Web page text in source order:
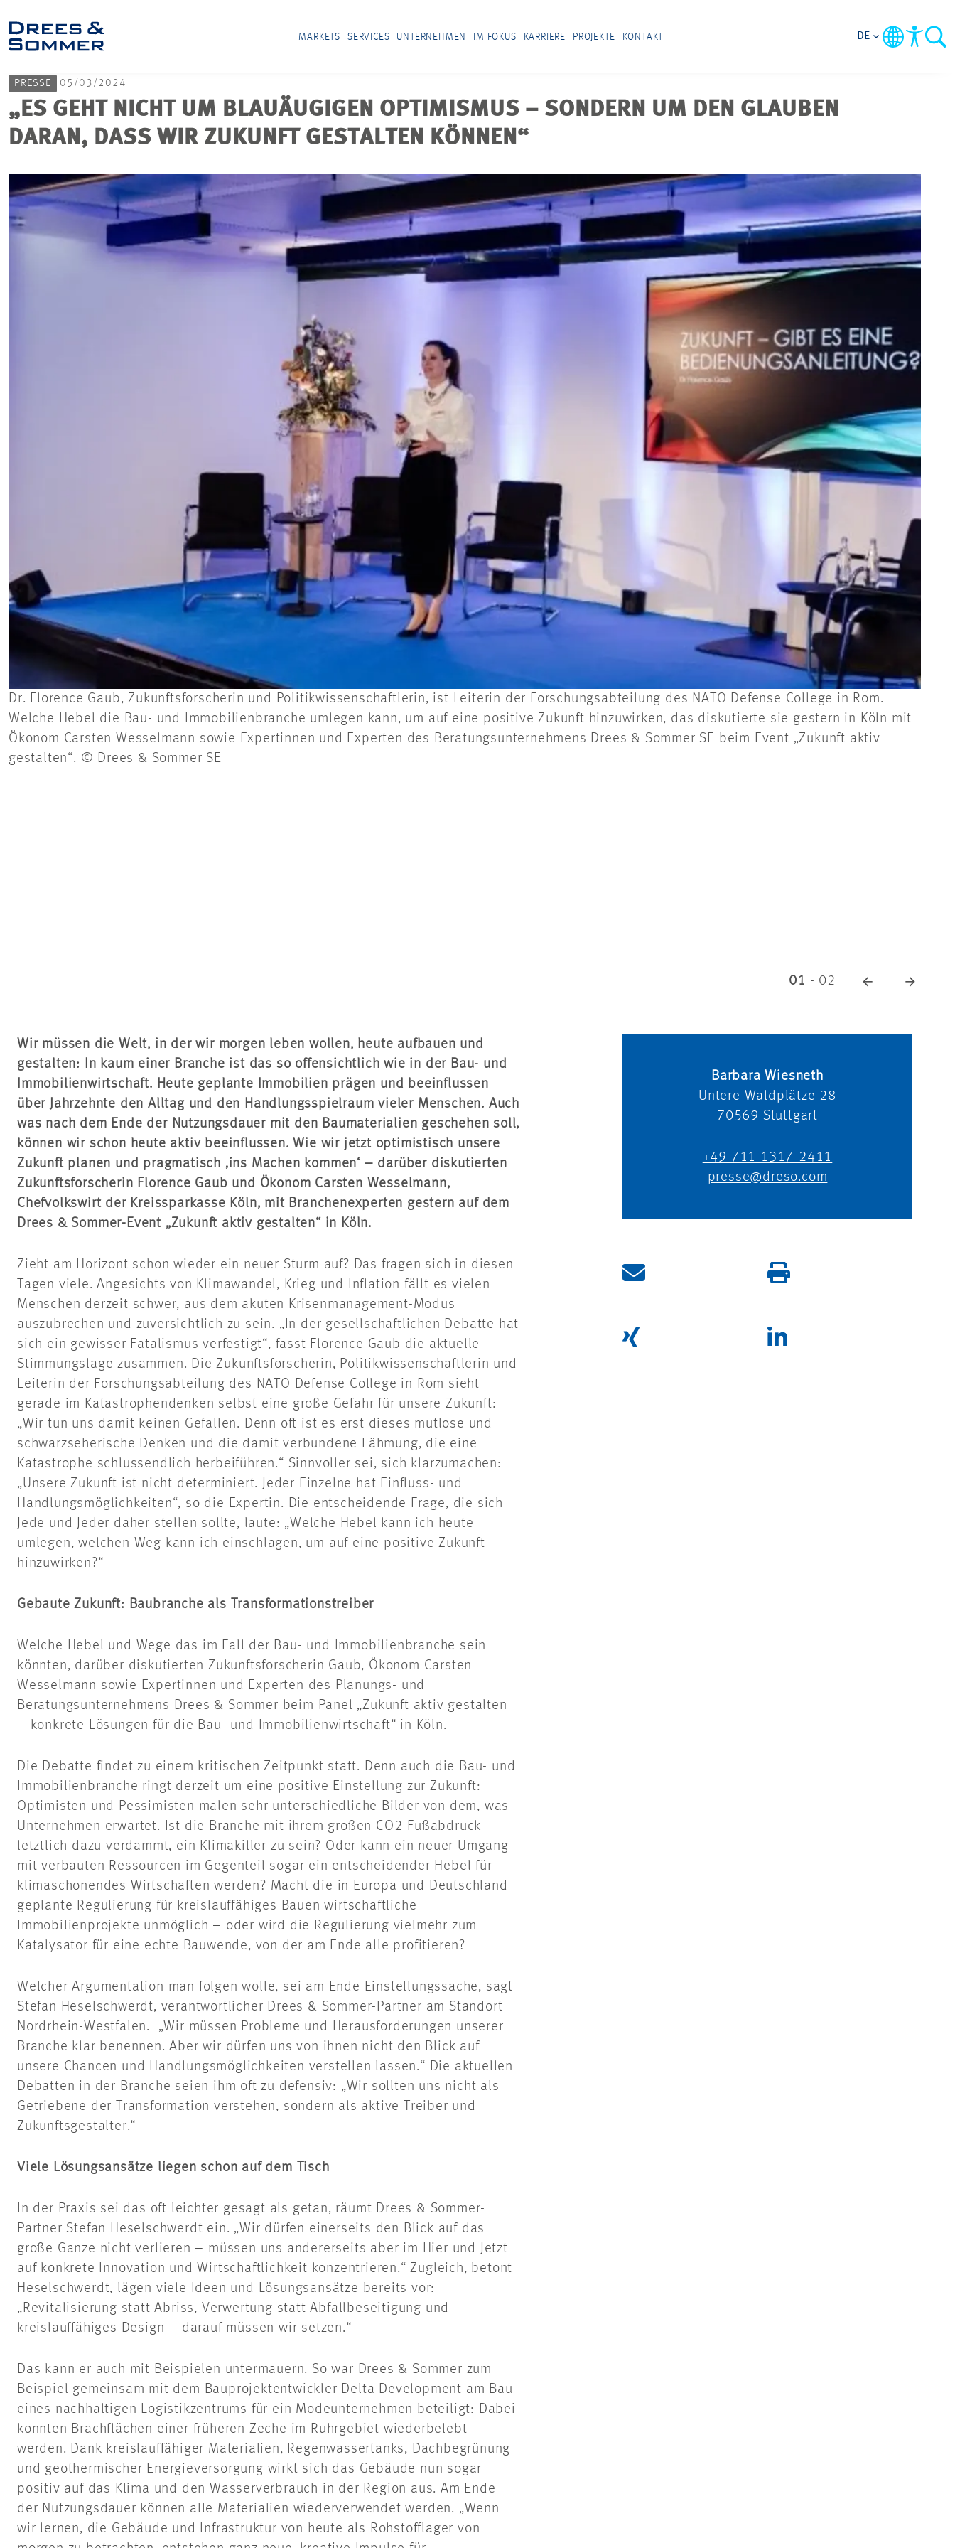
MARKETS SERVICES UNTERNEHMEN IM FOKUS KARRIERE PROJEKTE KONTAKT DE
PRESSE 05/03/2024
„ES GEHT NICHT UM BLAUÄUGIGEN OPTIMISMUS – SONDERN UM DEN GLAUBEN
DARAN, DASS WIR ZUKUNFT GESTALTEN KÖNNEN“
Dr. Florence Gaub, Zukunftsforscherin und Politikwissenschaftlerin, ist Leiterin der Forschungsabteilung des NATO Defense College in Rom.
Welche Hebel die Bau- und Immobilienbranche umlegen kann, um auf eine positive Zukunft hinzuwirken, das diskutierte sie gestern in Köln mit
Ökonom Carsten Wesselmann sowie Expertinnen und Experten des Beratungsunternehmens Drees & Sommer SE beim Event „Zukunft aktiv
gestalten“. © Drees & Sommer SE
01 - 02
Wir müssen die Welt, in der wir morgen leben wollen, heute aufbauen und
gestalten: In kaum einer Branche ist das so offensichtlich wie in der Bau- und
Immobilienwirtschaft. Heute geplante Immobilien prägen und beeinflussen
über Jahrzehnte den Alltag und den Handlungsspielraum vieler Menschen. Auch
was nach dem Ende der Nutzungsdauer mit den Baumaterialien geschehen soll,
können wir schon heute aktiv beeinflussen. Wie wir jetzt optimistisch unsere
Zukunft planen und pragmatisch ‚ins Machen kommen‘ – darüber diskutierten
Zukunftsforscherin Florence Gaub und Ökonom Carsten Wesselmann,
Chefvolkswirt der Kreissparkasse Köln, mit Branchenexperten gestern auf dem
Drees & Sommer-Event „Zukunft aktiv gestalten“ in Köln.
Zieht am Horizont schon wieder ein neuer Sturm auf? Das fragen sich in diesen
Tagen viele. Angesichts von Klimawandel, Krieg und Inflation fällt es vielen
Menschen derzeit schwer, aus dem akuten Krisenmanagement-Modus
auszubrechen und zuversichtlich zu sein. „In der gesellschaftlichen Debatte hat
sich ein gewisser Fatalismus verfestigt“, fasst Florence Gaub die aktuelle
Stimmungslage zusammen. Die Zukunftsforscherin, Politikwissenschaftlerin und
Leiterin der Forschungsabteilung des NATO Defense College in Rom sieht
gerade im Katastrophendenken selbst eine große Gefahr für unsere Zukunft:
„Wir tun uns damit keinen Gefallen. Denn oft ist es erst dieses mutlose und
schwarzseherische Denken und die damit verbundene Lähmung, die eine
Katastrophe schlussendlich herbeiführen.“ Sinnvoller sei, sich klarzumachen:
„Unsere Zukunft ist nicht determiniert. Jeder Einzelne hat Einfluss- und
Handlungsmöglichkeiten“, so die Expertin. Die entscheidende Frage, die sich
Jede und Jeder daher stellen sollte, laute: „Welche Hebel kann ich heute
umlegen, welchen Weg kann ich einschlagen, um auf eine positive Zukunft
hinzuwirken?“
Gebaute Zukunft: Baubranche als Transformationstreiber
Welche Hebel und Wege das im Fall der Bau- und Immobilienbranche sein
könnten, darüber diskutierten Zukunftsforscherin Gaub, Ökonom Carsten
Wesselmann sowie Expertinnen und Experten des Planungs- und
Beratungsunternehmens Drees & Sommer beim Panel „Zukunft aktiv gestalten
– konkrete Lösungen für die Bau- und Immobilienwirtschaft“ in Köln.
Die Debatte findet zu einem kritischen Zeitpunkt statt. Denn auch die Bau- und
Immobilienbranche ringt derzeit um eine positive Einstellung zur Zukunft:
Optimisten und Pessimisten malen sehr unterschiedliche Bilder von dem, was
Unternehmen erwartet. Ist die Branche mit ihrem großen CO2-Fußabdruck
letztlich dazu verdammt, ein Klimakiller zu sein? Oder kann ein neuer Umgang
mit verbauten Ressourcen im Gegenteil sogar ein entscheidender Hebel für
klimaschonendes Wirtschaften werden? Macht die in Europa und Deutschland
geplante Regulierung für kreislauffähiges Bauen wirtschaftliche
Immobilienprojekte unmöglich – oder wird die Regulierung vielmehr zum
Katalysator für eine echte Bauwende, von der am Ende alle profitieren?
Welcher Argumentation man folgen wolle, sei am Ende Einstellungssache, sagt
Stefan Heselschwerdt, verantwortlicher Drees & Sommer-Partner am Standort
Nordrhein-Westfalen. „Wir müssen Probleme und Herausforderungen unserer
Branche klar benennen. Aber wir dürfen uns von ihnen nicht den Blick auf
unsere Chancen und Handlungsmöglichkeiten verstellen lassen.“ Die aktuellen
Debatten in der Branche seien ihm oft zu defensiv: „Wir sollten uns nicht als
Getriebene der Transformation verstehen, sondern als aktive Treiber und
Zukunftsgestalter.“
Viele Lösungsansätze liegen schon auf dem Tisch
In der Praxis sei das oft leichter gesagt als getan, räumt Drees & Sommer-
Partner Stefan Heselschwerdt ein. „Wir dürfen einerseits den Blick auf das
große Ganze nicht verlieren – müssen uns andererseits aber im Hier und Jetzt
auf konkrete Innovation und Wirtschaftlichkeit konzentrieren.“ Zugleich, betont
Heselschwerdt, lägen viele Ideen und Lösungsansätze bereits vor:
„Revitalisierung statt Abriss, Verwertung statt Abfallbeseitigung und
kreislauffähiges Design – darauf müssen wir setzen.“
Das kann er auch mit Beispielen untermauern. So war Drees & Sommer zum
Beispiel gemeinsam mit dem Bauprojektentwickler Delta Development am Bau
eines nachhaltigen Logistikzentrums für ein Modeunternehmen beteiligt: Dabei
konnten Brachflächen einer früheren Zeche im Ruhrgebiet wiederbelebt
werden. Dank kreislauffähiger Materialien, Regenwassertanks, Dachbegrünung
und geothermischer Energieversorgung wirkt sich das Gebäude nun sogar
positiv auf das Klima und den Wasserverbrauch in der Region aus. Am Ende
der Nutzungsdauer können alle Materialien wiederverwendet werden. „Wenn
wir lernen, die Gebäude und Infrastruktur von heute als Rohstofflager von
Barbara Wiesneth
Untere Waldplätze 28
70569 Stuttgart
+49 711 1317-2411
presse@dreso.com